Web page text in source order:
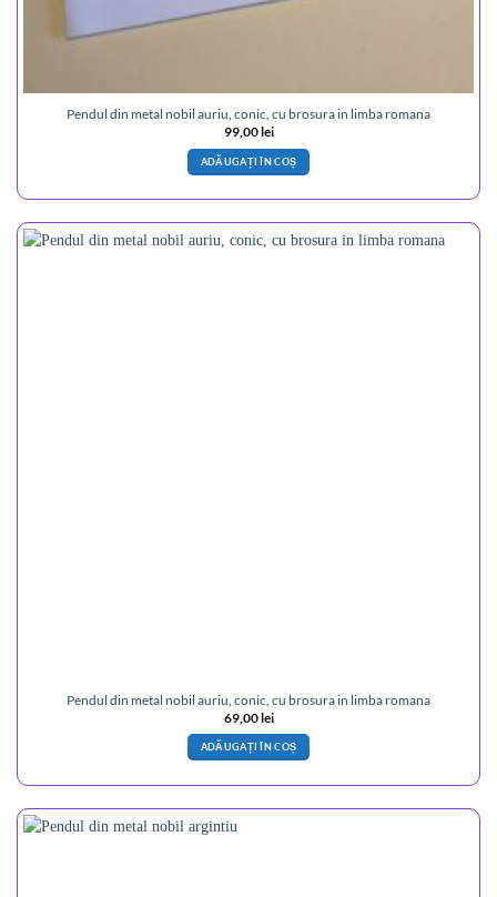
Pendul din metal nobil auriu, conic, cu brosura in limba romana
99,00lei
ADĂUGAȚI ÎN COȘ
Pendul din metal nobil auriu, conic, cu brosura in limba romana
69,00lei
ADĂUGAȚI ÎN COȘ